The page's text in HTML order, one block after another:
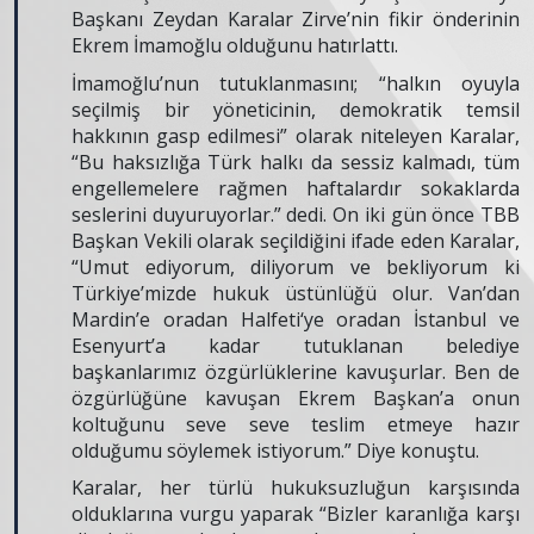
Başkanı Zeydan Karalar Zirve’nin fikir önderinin
Ekrem İmamoğlu olduğunu hatırlattı.
İmamoğlu’nun tutuklanmasını; “halkın oyuyla
seçilmiş bir yöneticinin, demokratik temsil
hakkının gasp edilmesi” olarak niteleyen Karalar,
“Bu haksızlığa Türk halkı da sessiz kalmadı, tüm
engellemelere rağmen haftalardır sokaklarda
seslerini duyuruyorlar.” dedi. On iki gün önce TBB
Başkan Vekili olarak seçildiğini ifade eden Karalar,
“Umut ediyorum, diliyorum ve bekliyorum ki
Türkiye’mizde hukuk üstünlüğü olur. Van’dan
Mardin’e oradan Halfeti‘ye oradan İstanbul ve
Esenyurt’a kadar tutuklanan belediye
başkanlarımız özgürlüklerine kavuşurlar. Ben de
özgürlüğüne kavuşan Ekrem Başkan’a onun
koltuğunu seve seve teslim etmeye hazır
olduğumu söylemek istiyorum.” Diye konuştu.
Karalar, her türlü hukuksuzluğun karşısında
olduklarına vurgu yaparak “Bizler karanlığa karşı